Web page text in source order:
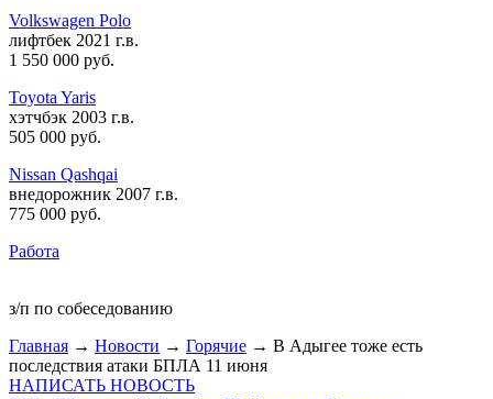
Volkswagen Polo
лифтбек 2021 г.в.
1 550 000 руб.
Toyota Yaris
хэтчбэк 2003 г.в.
505 000 руб.
Nissan Qashqai
внедорожник 2007 г.в.
775 000 руб.
Работа
з/п по собеседованию
Главная → Новости → Горячие → В Адыгее тоже есть
последствия атаки БПЛА 11 июня
НАПИСАТЬ НОВОСТЬ